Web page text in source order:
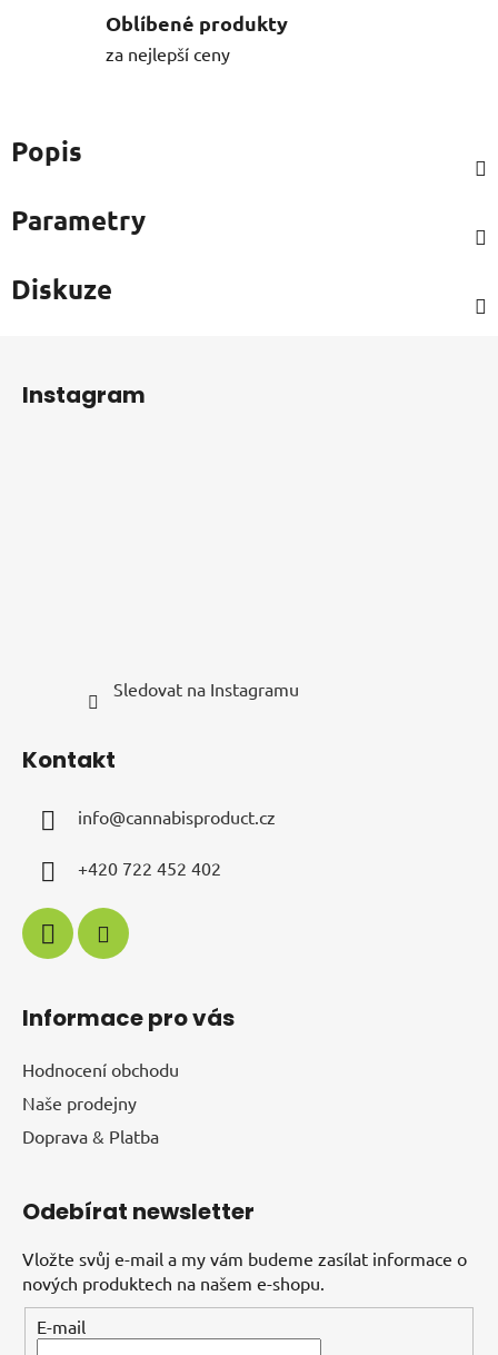
Oblíbené produkty
za nejlepší ceny
Popis
Parametry
Diskuze
Instagram
Sledovat na Instagramu
Kontakt
info@cannabisproduct.cz
+420 722 452 402
Informace pro vás
Hodnocení obchodu
Naše prodejny
Doprava & Platba
Odebírat newsletter
Vložte svůj e-mail a my vám budeme zasílat informace o
nových produktech na našem e-shopu.
E-mail